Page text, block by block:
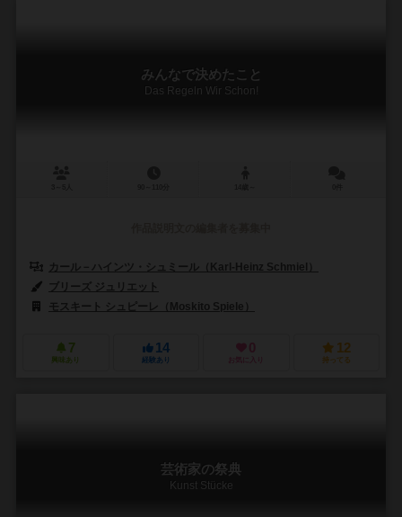
みんなで決めたこと
Das Regeln Wir Schon!
カール－ハインツ・シュミール（Karl-Heinz Schmiel）
ブリーズ ジュリエット
モスキート シュピーレ（Moskito Spiele）
7
興味あり
14
経験あり
0
お気に入り
12
持ってる
芸術家の祭典
Kunst Stücke